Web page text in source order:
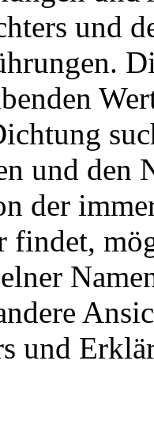
und
und den
der
findet,
und